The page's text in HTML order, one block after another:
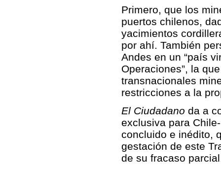
Primero, que los
puertos chilenos,
yacimientos
por ahí. También
Andes en un “país
Operaciones”, la
transnacionales
restricciones a la
El Ciudadano da a
exclusiva para
concluido e inédito,
gestación de este
de su fracaso